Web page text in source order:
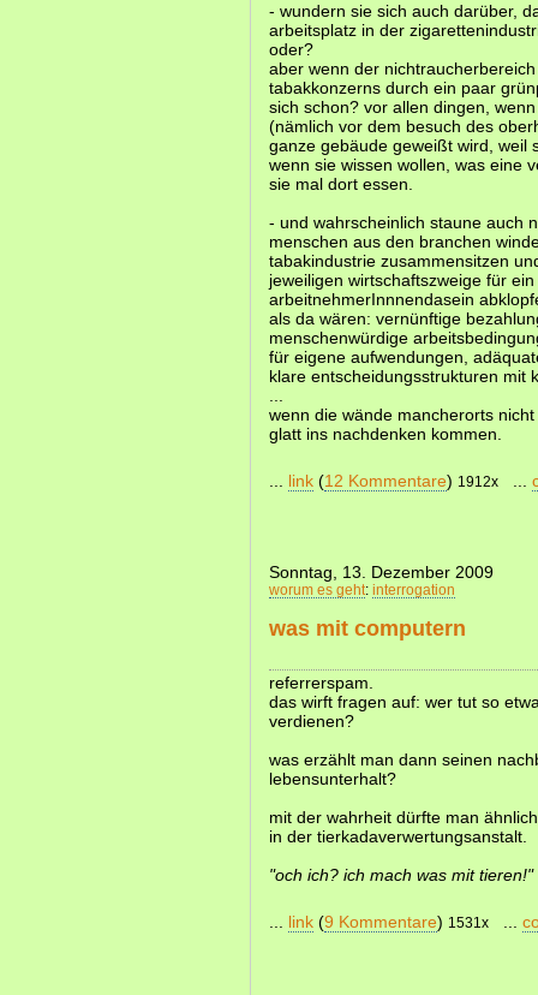
- wundern sie sich auch darüber,
arbeitsplatz in der
oder?
aber wenn der
tabakkonzerns durch ein paar
sich schon? vor allen dingen,
(nämlich vor dem besuch des
ganze gebäude geweißt wird, weil
wenn sie wissen wollen, was eine
sie mal dort essen.
- und wahrscheinlich staune auch
menschen aus den branchen
tabakindustrie zusammensitzen
jeweiligen wirtschaftszweige für
arbeitnehmerInnnendasein
als da wären: vernünftige
menschenwürdige
für eigene aufwendungen,
klare entscheidungsstrukturen mit
wenn die wände mancherorts
glatt ins nachdenken kommen.
link (12 Kommentare) 1912x
Sonntag, 13. Dezember 2009
worum es geht: interrogation
was mit computern
referrerspam.
das wirft fragen auf: wer tut so
verdienen?
was erzählt man dann seinen
lebensunterhalt?
mit der wahrheit dürfte man
in der tierkadaverwertungsanstalt.
"och ich? ich mach was mit tieren!"
link (9 Kommentare) 1531x